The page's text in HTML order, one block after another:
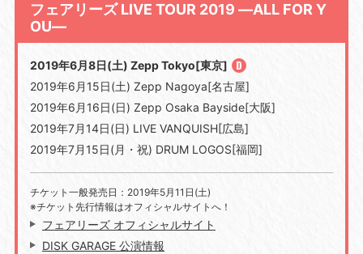
フェアリーズ LIVE TOUR 2019 ―ALL FOR Y
OU―
2019年6月8日(土) Zepp Tokyo[東京]
2019年6月15日(土) Zepp Nagoya[名古屋]
2019年6月16日(日) Zepp Osaka Bayside[大阪]
2019年7月14日(日) LIVE VANQUISH[広島]
2019年7月15日(月・祝) DRUM LOGOS[福岡]
チケット一般発売日：2019年5月11日(土)
※チケット先行情報はオフィシャルサイトへ！
フェアリーズ オフィシャルサイト
DISK GARAGE 公演情報